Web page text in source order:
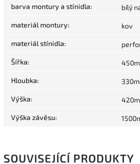
barva montury a stínidla: bílý
materiál montury: kov
materiál stínidla:
Šířka:
Hloubka:
Výška:
Výška závěsu:
SOUVISEJÍCÍ PRODUKTY